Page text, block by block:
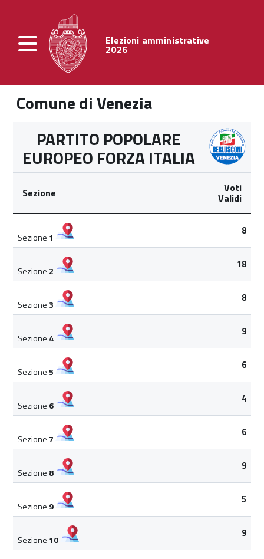
Elezioni amministrative
2026
Comune di Venezia
PARTITO POPOLARE
EUROPEO FORZA ITALIA
Sezione Voti
Validi
Sezione 1
8
Sezione 2
18
Sezione 3
8
Sezione 4
9
Sezione5
6
Sezione 6
4
Sezione 7
6
Sezione 8
9
Sezione 9
5
Sezione 10
9